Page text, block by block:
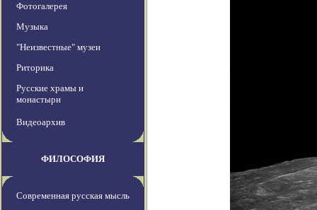
Фотогалерея
Музыка
"Неизвестные" музеи
Риторика
Русские храмы и
монастыри
Видеоархив
ФИЛОСОФИЯ
Современная русская мысль